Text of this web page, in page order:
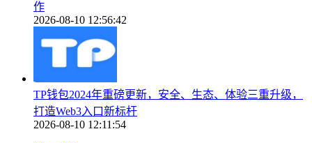
作
2026-08-10 12:56:42
TP钱包2024年重磅更新，安全、生态、体验三重升级，
打造Web3入口新标杆
2026-08-10 12:11:54